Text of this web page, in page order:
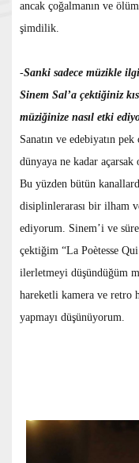
ancak çoğalmanın ve
şimdilik.
-Sanki sadece müzikle
Sinem Sal’a çektiğiniz
müziğinize nasıl etki
Sanatın ve edebiyatın
dünyaya ne kadar açarsak
Bu yüzden bütün
disiplinlerarası bir ilham
ediyorum. Sinem’i ve
çektiğim “La Poètesse
ilerletmeyi düşündüğüm
hareketli kamera ve retro
yapmayı düşünüyorum.